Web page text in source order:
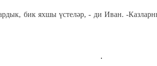
бик яхшы үстеләр, - ди Иван. -